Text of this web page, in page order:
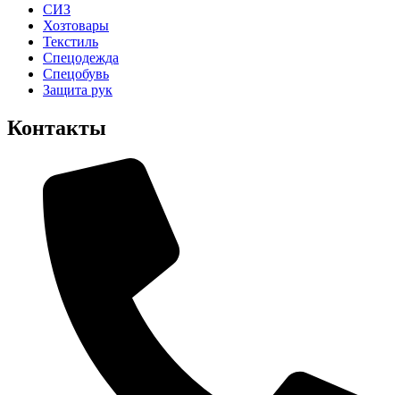
СИЗ
Хозтовары
Текстиль
Спецодежда
Спецобувь
Защита рук
Контакты